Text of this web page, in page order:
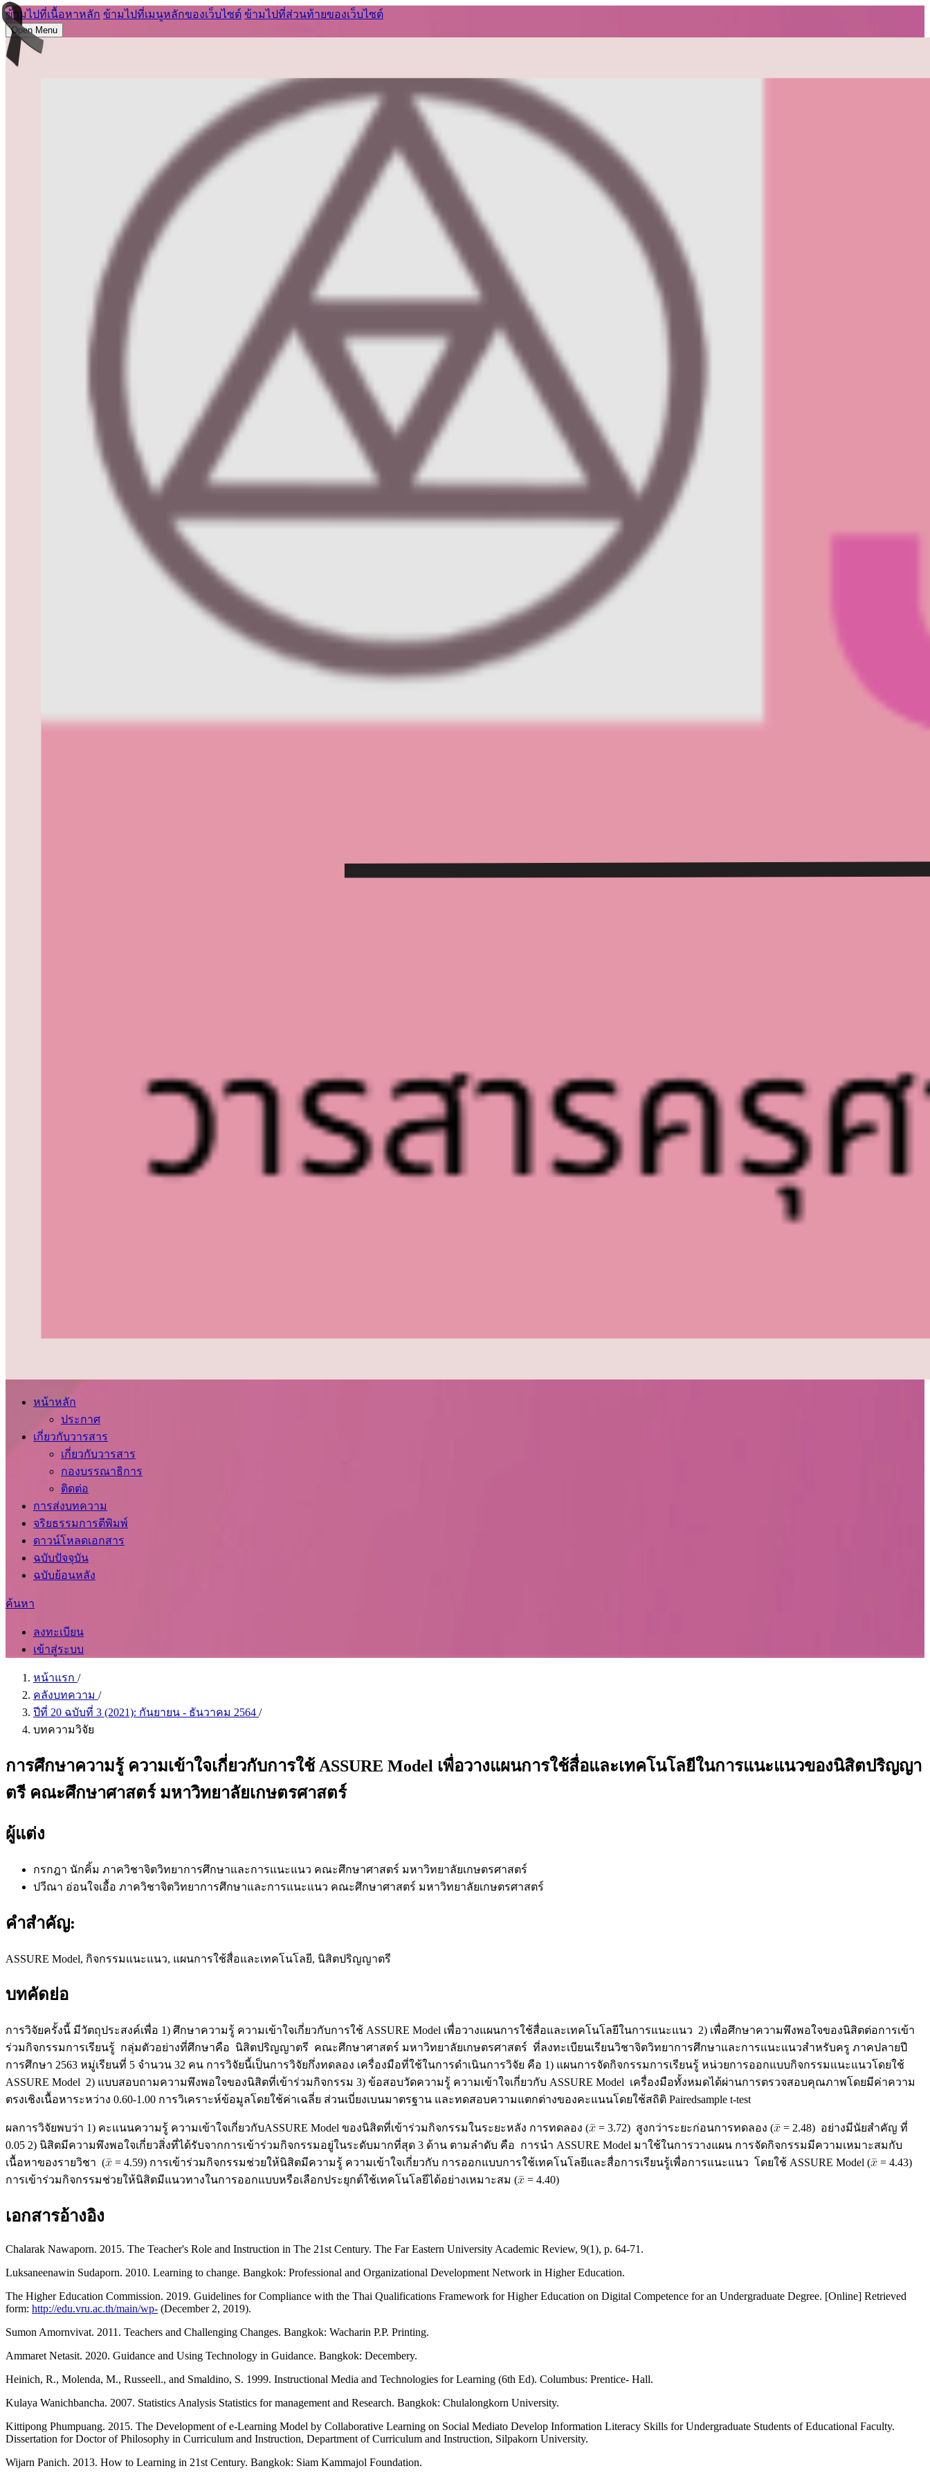
ข้ามไปที่เนื้อหาหลัก ข้ามไปที่เมนูหลักของเว็บไซต์ ข้ามไปที่ส่วนท้ายของเว็บไซต์
Open Menu
หน้าหลัก
ประกาศ
เกี่ยวกับวารสาร
เกี่ยวกับวารสาร
กองบรรณาธิการ
ติดต่อ
การส่งบทความ
จริยธรรมการตีพิมพ์
ดาวน์โหลดเอกสาร
ฉบับปัจจุบัน
ฉบับย้อนหลัง
ค้นหา
ลงทะเบียน
เข้าสู่ระบบ
หน้าแรก /
คลังบทความ /
ปีที่ 20 ฉบับที่ 3 (2021): กันยายน - ธันวาคม 2564 /
บทความวิจัย
การศึกษาความรู้ ความเข้าใจเกี่ยวกับการใช้ ASSURE Model เพื่อวางแผนการใช้สื่อและเทคโนโลยีในการแนะแนวของนิสิตปริญญา
ตรี คณะศึกษาศาสตร์ มหาวิทยาลัยเกษตรศาสตร์
ผู้แต่ง
กรกฎา นักคิ้ม ภาควิชาจิตวิทยาการศึกษาและการแนะแนว คณะศึกษาศาสตร์ มหาวิทยาลัยเกษตรศาสตร์
ปวีณา อ่อนใจเอื้อ ภาควิชาจิตวิทยาการศึกษาและการแนะแนว คณะศึกษาศาสตร์ มหาวิทยาลัยเกษตรศาสตร์
คำสำคัญ:
ASSURE Model, กิจกรรมแนะแนว, แผนการใช้สื่อและเทคโนโลยี, นิสิตปริญญาตรี
บทคัดย่อ
การวิจัยครั้งนี้ มีวัตถุประสงค์เพื่อ 1) ศึกษาความรู้ ความเข้าใจเกี่ยวกับการใช้ ASSURE Model เพื่อวางแผนการใช้สื่อและเทคโนโลยีในการแนะแนว 2) เพื่อศึกษาความพึงพอใจของนิสิตต่อการเข้า
ร่วมกิจกรรมการเรียนรู้ กลุ่มตัวอย่างที่ศึกษาคือ นิสิตปริญญาตรี คณะศึกษาศาสตร์ มหาวิทยาลัยเกษตรศาสตร์ ที่ลงทะเบียนเรียนวิชาจิตวิทยาการศึกษาและการแนะแนวสำหรับครู ภาคปลายปี
การศึกษา 2563 หมู่เรียนที่ 5 จำนวน 32 คน การวิจัยนี้เป็นการวิจัยกึ่งทดลอง เครื่องมือที่ใช้ในการดำเนินการวิจัย คือ 1) แผนการจัดกิจกรรมการเรียนรู้ หน่วยการออกแบบกิจกรรมแนะแนวโดยใช้
ASSURE Model 2) แบบสอบถามความพึงพอใจของนิสิตที่เข้าร่วมกิจกรรม 3) ข้อสอบวัดความรู้ ความเข้าใจเกี่ยวกับ ASSURE Model เครื่องมือทั้งหมดได้ผ่านการตรวจสอบคุณภาพโดยมีค่าความ
ตรงเชิงเนื้อหาระหว่าง 0.60-1.00 การวิเคราะห์ข้อมูลโดยใช้ค่าเฉลี่ย ส่วนเบี่ยงเบนมาตรฐาน และทดสอบความแตกต่างของคะแนนโดยใช้สถิติ Pairedsample t-test
ผลการวิจัยพบว่า 1) คะแนนความรู้ ความเข้าใจเกี่ยวกับASSURE Model ของนิสิตที่เข้าร่วมกิจกรรมในระยะหลัง การทดลอง ( = 3.72) สูงกว่าระยะก่อนการทดลอง (
= 2.48) อย่างมีนัยสำคัญ ที่
0.05 2) นิสิตมีความพึงพอใจเกี่ยวสิ่งที่ได้รับจากการเข้าร่วมกิจกรรมอยู่ในระดับมากที่สุด 3 ด้าน ตามลำดับ คือ การนำ ASSURE Model มาใช้ในการวางแผน การจัดกิจกรรมมีความเหมาะสมกับ
เนื้อหาของรายวิชา (
= 4.59) การเข้าร่วมกิจกรรมช่วยให้นิสิตมีความรู้ ความเข้าใจเกี่ยวกับ การออกแบบการใช้เทคโนโลยีและสื่อการเรียนรู้เพื่อการแนะแนว โดยใช้ ASSURE Model (
= 4.43)
การเข้าร่วมกิจกรรมช่วยให้นิสิตมีแนวทางในการออกแบบหรือเลือกประยุกต์ใช้เทคโนโลยีได้อย่างเหมาะสม (
= 4.40)
เอกสารอ้างอิง
Chalarak Nawaporn. 2015. The Teacher's Role and Instruction in The 21st Century. The Far Eastern University Academic Review, 9(1), p. 64-71.
Luksaneenawin Sudaporn. 2010. Learning to change. Bangkok: Professional and Organizational Development Network in Higher Education.
The Higher Education Commission. 2019. Guidelines for Compliance with the Thai Qualifications Framework for Higher Education on Digital Competence for an Undergraduate Degree. [Online] Retrieved
form: http://edu.vru.ac.th/main/wp- (December 2, 2019).
Sumon Amornvivat. 2011. Teachers and Challenging Changes. Bangkok: Wacharin P.P. Printing.
Ammaret Netasit. 2020. Guidance and Using Technology in Guidance. Bangkok: Decembery.
Heinich, R., Molenda, M., Russeell., and Smaldino, S. 1999. Instructional Media and Technologies for Learning (6th Ed). Columbus: Prentice- Hall.
Kulaya Wanichbancha. 2007. Statistics Analysis Statistics for management and Research. Bangkok: Chulalongkorn University.
Kittipong Phumpuang. 2015. The Development of e-Learning Model by Collaborative Learning on Social Mediato Develop Information Literacy Skills for Undergraduate Students of Educational Faculty.
Dissertation for Doctor of Philosophy in Curriculum and Instruction, Department of Curriculum and Instruction, Silpakorn University.
Wijarn Panich. 2013. How to Learning in 21st Century. Bangkok: Siam Kammajol Foundation.